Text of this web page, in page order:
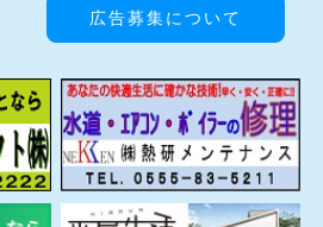
広告募集について